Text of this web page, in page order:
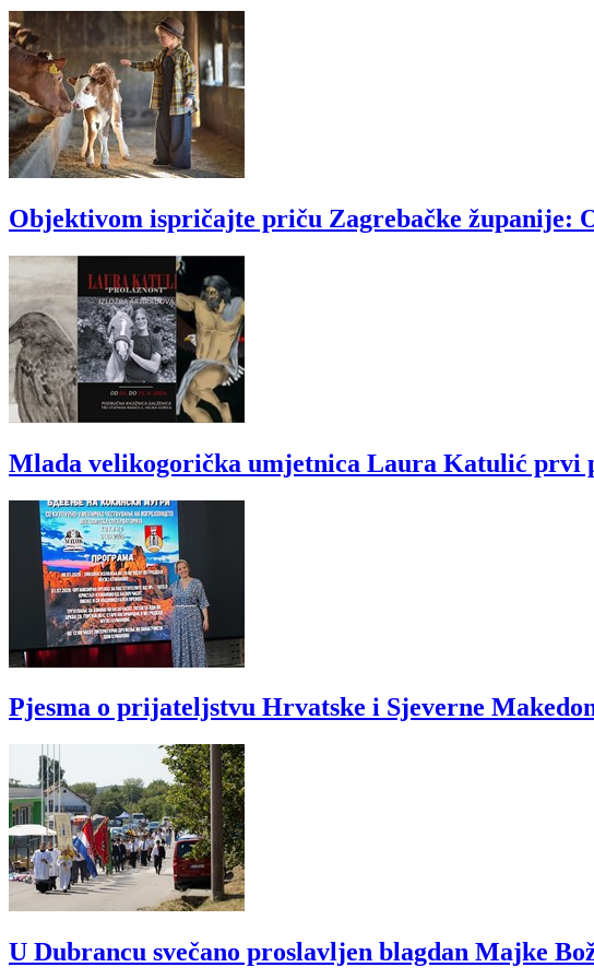
Objektivom ispričajte priču Zagrebačke županije:
Mlada velikogorička umjetnica Laura Katulić prvi
Pjesma o prijateljstvu Hrvatske i Sjeverne
U Dubrancu svečano proslavljen blagdan Majke